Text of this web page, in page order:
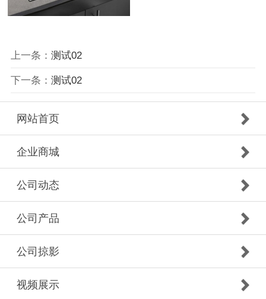
上一条： 测试02
下一条： 测试02
网站首页
企业商城
公司动态
公司产品
公司掠影
视频展示